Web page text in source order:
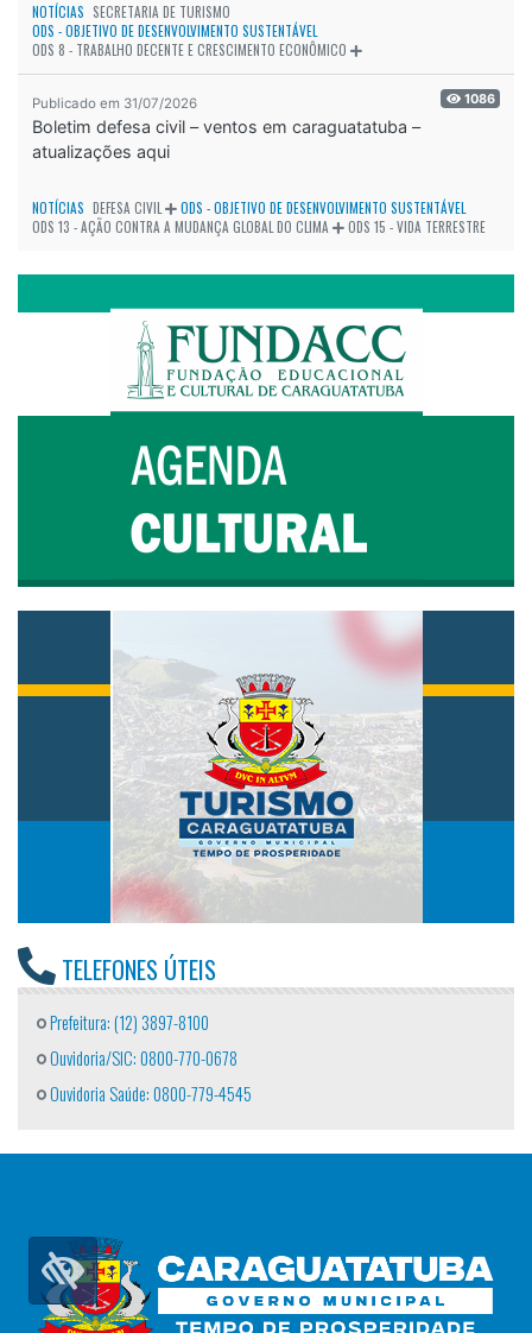
NOTÍCIAS SECRETARIA DE TURISMO
ODS - OBJETIVO DE DESENVOLVIMENTO SUSTENTÁVEL
ODS 8 - TRABALHO DECENTE E CRESCIMENTO ECONÔMICO
Publicado em 31/07/2026 1086
Boletim defesa civil – ventos em caraguatatuba –
atualizações aqui
NOTÍCIAS DEFESA CIVIL
ODS - OBJETIVO DE DESENVOLVIMENTO SUSTENTÁVEL
ODS 13 - AÇÃO CONTRA A MUDANÇA GLOBAL DO CLIMA
ODS 15 - VIDA TERRESTRE
TELEFONES ÚTEIS
Prefeitura: (12) 3897-8100
Ouvidoria/SIC: 0800-770-0678
Ouvidoria Saúde: 0800-779-4545